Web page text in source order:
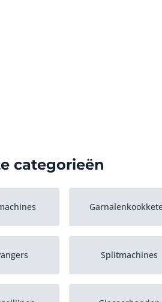
categorieën
Splitmachines